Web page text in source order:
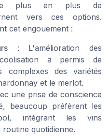
de plus en plus de
vers ces options.
cet engouement :
: L'amélioration des
a permis de
complexes des variétés
et le merlot.
une prise de conscience
beaucoup préfèrent les
intégrant les vins
quotidienne.